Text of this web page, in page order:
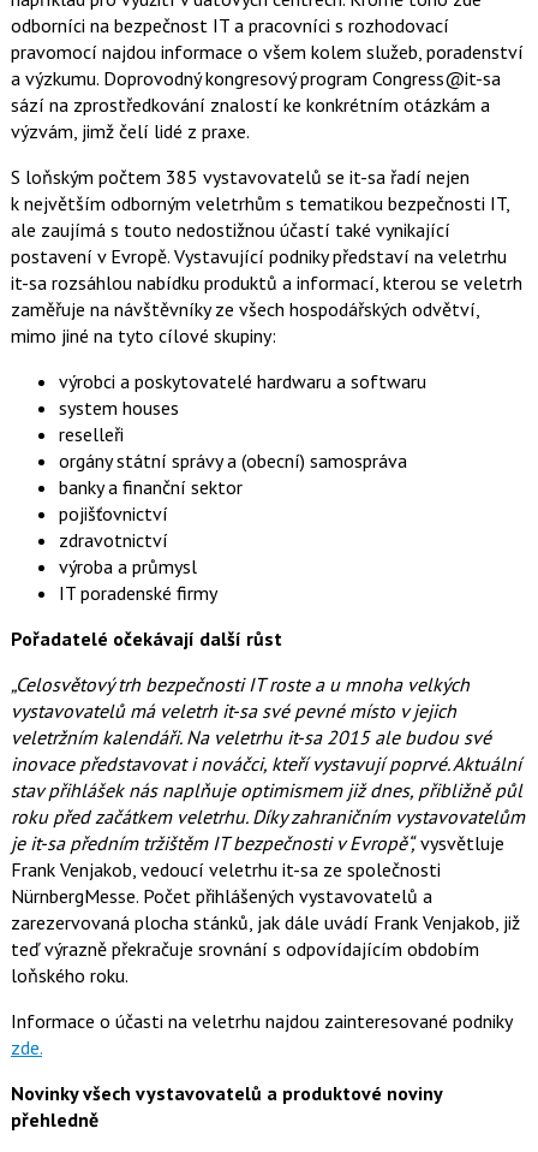
o
u
odborníci na bezpečnost IT a pracovníci s rozhodovací
pravomocí najdou informace o všem kolem služeb, poradenství
a výzkumu. Doprovodný kongresový program Congress@it-sa
sází na zprostředkování znalostí ke konkrétním otázkám a
výzvám, jimž čelí lidé z praxe.
S loňským počtem 385 vystavovatelů se it-sa řadí nejen
k největším odborným veletrhům s tematikou bezpečnosti IT,
ale zaujímá s touto nedostižnou účastí také vynikající
postavení v Evropě. Vystavující podniky představí na veletrhu
it-sa rozsáhlou nabídku produktů a informací, kterou se veletrh
zaměřuje na návštěvníky ze všech hospodářských odvětví,
mimo jiné na tyto cílové skupiny:
výrobci a poskytovatelé hardwaru a softwaru
system houses
reselleři
orgány státní správy a (obecní) samospráva
banky a finanční sektor
pojišťovnictví
zdravotnictví
výroba a průmysl
IT poradenské firmy
Pořadatelé očekávají další růst
„Celosvětový trh bezpečnosti IT roste a u mnoha velkých
vystavovatelů má veletrh it-sa své pevné místo v jejich
veletržním kalendáři. Na veletrhu it-sa 2015 ale budou své
inovace představovat i nováčci, kteří vystavují poprvé. Aktuální
stav přihlášek nás naplňuje optimismem již dnes, přibližně půl
roku před začátkem veletrhu. Díky zahraničním vystavovatelům
je it-sa předním tržištěm IT bezpečnosti v Evropě“,vysvětluje
Frank Venjakob, vedoucí veletrhu it-sa ze společnosti
NürnbergMesse. Počet přihlášených vystavovatelů a
zarezervovaná plocha stánků, jak dále uvádí Frank Venjakob, již
teď výrazně překračuje srovnání s odpovídajícím obdobím
loňského roku.
Informace o účasti na veletrhu najdou zainteresované podniky
zde.
Novinky všech vystavovatelů a produktové noviny
přehledně